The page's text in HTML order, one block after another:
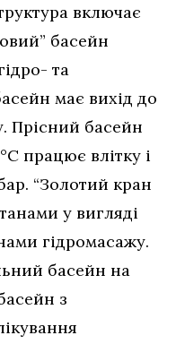
включає
басейн
та
має вихід до
Прісний басейн
працює влітку і
“Золотий кран
у вигляді
гідромасажу.
басейн на
з